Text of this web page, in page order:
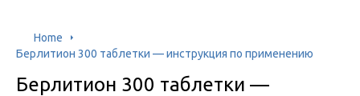
Home
Берлитион 300 таблетки — инструкция по применению
Берлитион 300 таблетки —